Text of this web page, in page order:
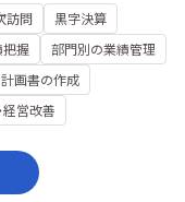
訪問
黒字決算
把握
部門別の業績管理
画書の作成
経営改善